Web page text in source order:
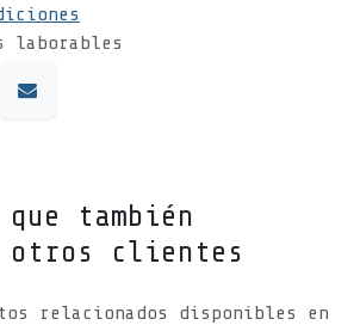
laborables
también
otros clientes
relacionados disponibles en